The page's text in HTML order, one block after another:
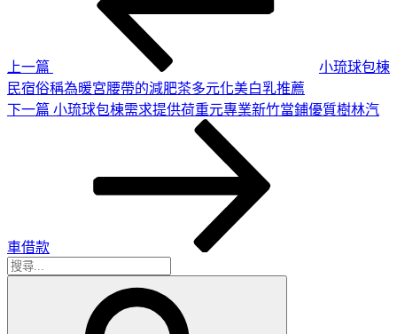
上一篇
小琉球包棟
民宿俗稱為暖宮腰帶的減肥茶多元化美白乳推薦
下
下一篇 小琉球包棟需求提供荷重元專業新竹當鋪優質樹林汽
車借款
搜